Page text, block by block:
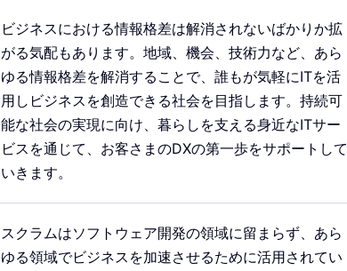
ビジネスにおける情報格差は解消されないばかりか拡
がる気配もあります。地域、機会、技術力など、あら
ゆる情報格差を解消することで、誰もが気軽にITを活
用しビジネスを創造できる社会を目指します。持続可
能な社会の実現に向け、暮らしを支える身近なITサー
ビスを通じて、お客さまのDXの第一歩をサポートして
いきます。
スクラムはソフトウェア開発の領域に留まらず、あら
ゆる領域でビジネスを加速させるために活用されてい